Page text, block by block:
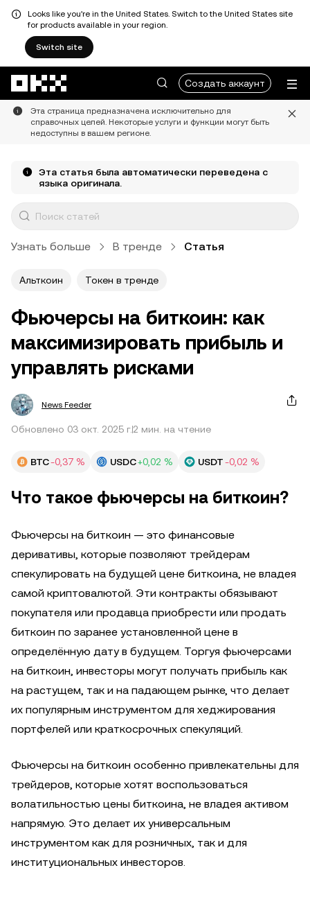
Looks like you're in the United States. Switch to the United States site
for products available in your region.
Switch site
Создать аккаунт
Эта страница предназначена исключительно для
справочных целей. Некоторые услуги и функции могут быть
недоступны в вашем регионе.
Эта статья была автоматически переведена с
языка оригинала.
Узнать больше В тренде Статья
Альткоин Токен в тренде
Фьючерсы на биткоин: как
максимизировать прибыль и
управлять рисками
News Feeder
Обновлено 03 окт. 2025 г. 2 мин. на чтение
BTC-0,37 % USDC+0,02 % USDT-0,02 %
Что такое фьючерсы на биткоин?
Фьючерсы на биткоин — это финансовые
деривативы, которые позволяют трейдерам
спекулировать на будущей цене биткоина, не владея
самой криптовалютой. Эти контракты обязывают
покупателя или продавца приобрести или продать
биткоин по заранее установленной цене в
определённую дату в будущем. Торгуя фьючерсами
на биткоин, инвесторы могут получать прибыль как
на растущем, так и на падающем рынке, что делает
их популярным инструментом для хеджирования
портфелей или краткосрочных спекуляций.
Фьючерсы на биткоин особенно привлекательны для
трейдеров, которые хотят воспользоваться
волатильностью цены биткоина, не владея активом
напрямую. Это делает их универсальным
инструментом как для розничных, так и для
институциональных инвесторов.